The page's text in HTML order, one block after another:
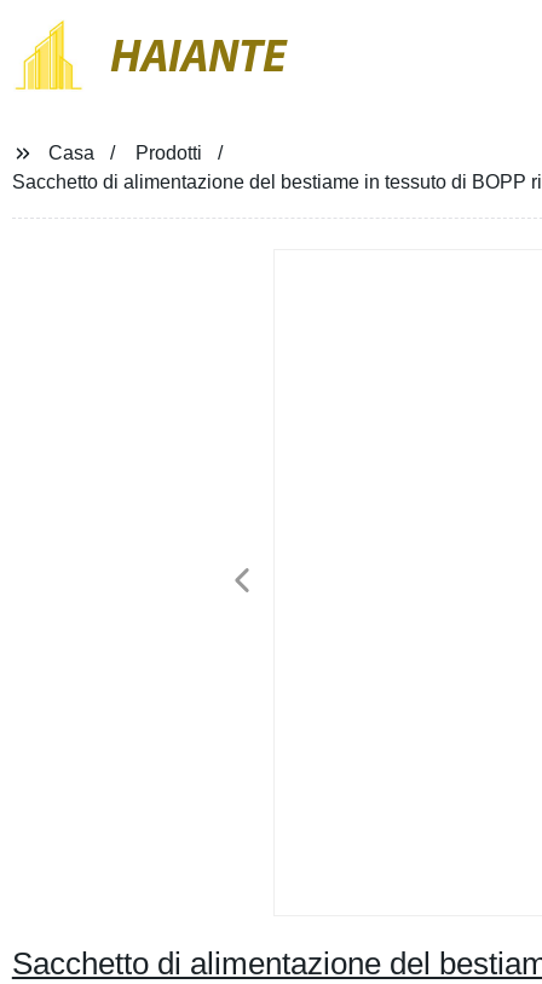
HAIANTE
Casa
Prodotti
Sacchetto di alimentazione del bestiame in tessuto di
Sacchetto di alimentazione del